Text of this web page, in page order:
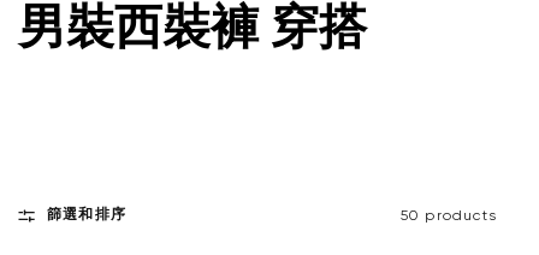
男裝西裝褲 穿搭
篩選和排序 50 products